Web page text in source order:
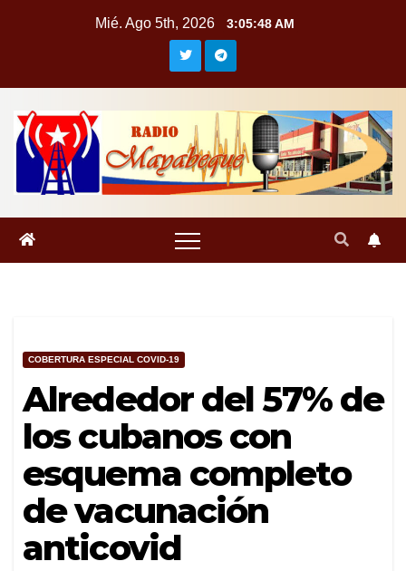
Mié. Ago 5th, 2026 3:05:49 AM
COBERTURA ESPECIAL COVID-19
Alrededor del 57% de
los cubanos con
esquema completo
de vacunación
anticovid